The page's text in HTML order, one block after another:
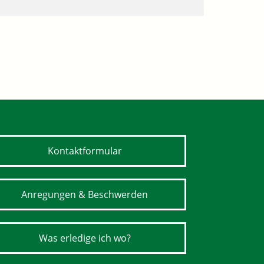
Kontaktformular
Anregungen & Beschwerden
Was erledige ich wo?